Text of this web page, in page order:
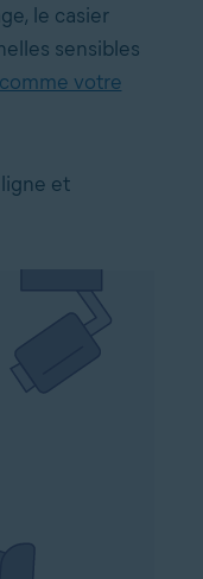
le casier
sensibles
comme votre
et